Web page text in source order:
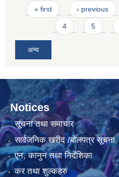
Pages
« first ‹ previous
4 5
अन्य
Notices
सूचना तथा समाचार
सार्वजनिक खरीद /बोलपत्र सूचना
एन, कानुन तथा निर्देशिका
कर तथा शुल्कहरु